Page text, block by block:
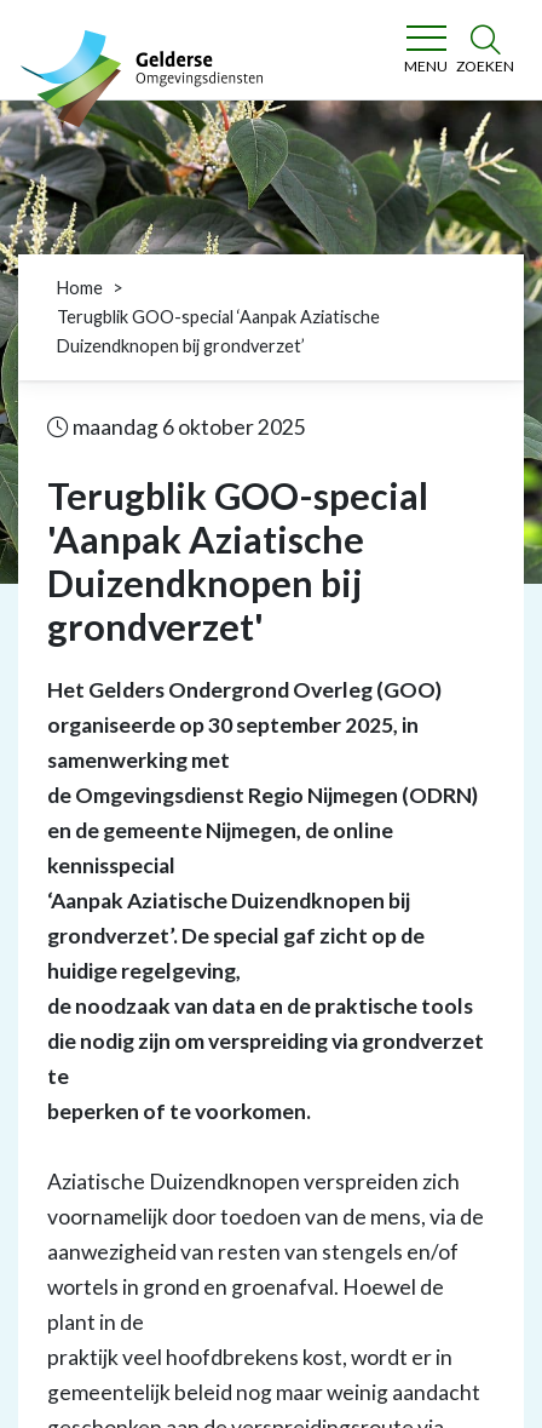
Gelderse Omgevingsdiensten
MENU ZOEKEN
Home
Terugblik GOO-special ‘Aanpak Aziatische
Duizendknopen bij grondverzet’
maandag 6 oktober 2025
Terugblik GOO-special
'Aanpak Aziatische
Duizendknopen bij
grondverzet'
Het Gelders Ondergrond Overleg (GOO)
organiseerde op 30 september 2025, in
samenwerking met
de Omgevingsdienst Regio Nijmegen (ODRN)
en de gemeente Nijmegen, de online
kennisspecial
‘Aanpak Aziatische Duizendknopen bij
grondverzet’. De special gaf zicht op de
huidige regelgeving,
de noodzaak van data en de praktische tools
die nodig zijn om verspreiding via grondverzet
te
beperken of te voorkomen.
Aziatische Duizendknopen verspreiden zich
voornamelijk door toedoen van de mens, via de
aanwezigheid van resten van stengels en/of
wortels in grond en groenafval. Hoewel de
plant in de
praktijk veel hoofdbrekens kost, wordt er in
gemeentelijk beleid nog maar weinig aandacht